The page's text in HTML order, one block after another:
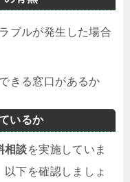
ラブルが発生した場合
きる窓口があるか
いるか
相談を実施していま
下を確認しましょ